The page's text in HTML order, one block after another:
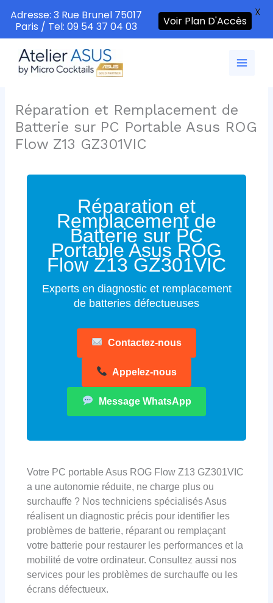
contenu
Réparation et Remplacement de
Batterie sur PC Portable Asus ROG
Flow Z13 GZ301VIC
Réparation et
Remplacement de
Batterie sur PC
Portable Asus ROG
Flow Z13 GZ301VIC
Experts en diagnostic et remplacement
de batteries défectueuses
Contactez-nous
Appelez-nous
Message WhatsApp
Votre PC portable Asus ROG Flow Z13 GZ301VIC
a une autonomie réduite, ne charge plus ou
surchauffe ? Nos techniciens spécialisés Asus
réalisent un diagnostic précis pour identifier les
problèmes de batterie, réparant ou remplaçant
votre batterie pour restaurer les performances et la
mobilité de votre ordinateur. Consultez aussi nos
services pour les problèmes de surchauffe ou les
écrans défectueux.
Adresse: 3 Rue Brunel 75017
Paris / Tel: 09 54 37 04 03
Voir Plan D'Accès
X